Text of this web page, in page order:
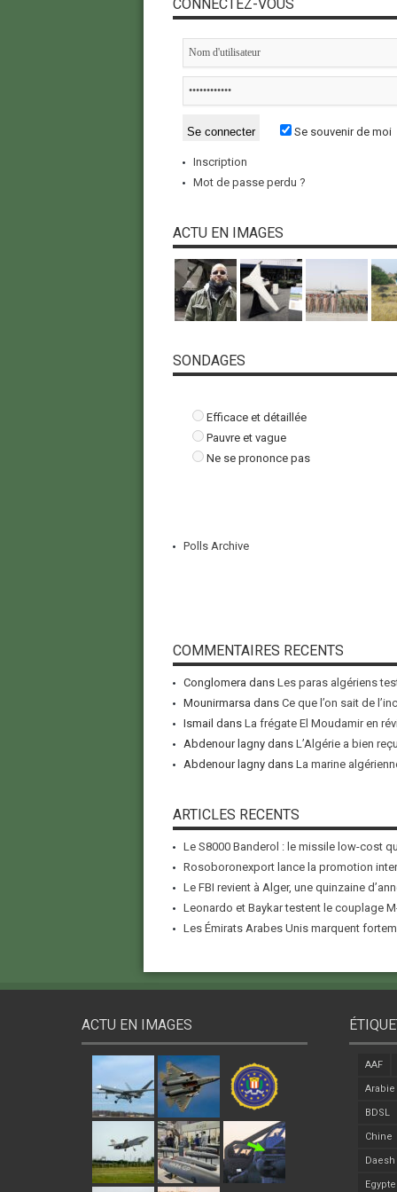
CONNECTEZ-VOUS
Se souvenir de moi
Inscription
Mot de passe perdu ?
ACTU EN IMAGES
SONDAGES
Efficace et détaillée
Pauvre et vague
Ne se prononce pas
Polls Archive
COMMENTAIRES RECENTS
Conglomera dans Les paras algériens
Mounirmarsa dans Ce que l’on sait de
Ismail dans La frégate El Moudamir en
Abdenour lagnydans L’Algérie a bien
Abdenour lagnydans La marine
ARTICLES RECENTS
Le S8000 Banderol : le missile low-cost
Rosoboronexport lance la promotion
Le FBI revient à Alger, une quinzaine
Leonardo et Baykar testent le couplage M-
Les Émirats Arabes Unis marquent
ACTU EN IMAGES
AAF
BDSL
Chine
Daesh
Egypte